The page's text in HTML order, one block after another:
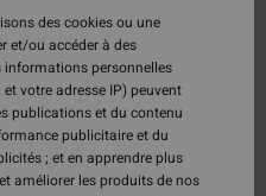
des cookies ou une
et/ou accéder à des
personnelles
votre adresse IP) peuvent
publications et du contenu
publicitaire et du
; et en apprendre plus
améliorer les produits de nos